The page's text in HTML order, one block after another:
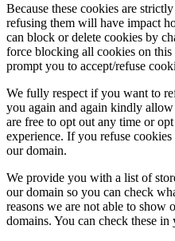
Because these cookies are
refusing them will have impact
can block or delete cookies by
force blocking all cookies on
prompt you to accept/refuse
We fully respect if you want to
you again and again kindly
are free to opt out any time or
experience. If you refuse
our domain.
We provide you with a list of
our domain so you can check
reasons we are not able to
domains. You can check these